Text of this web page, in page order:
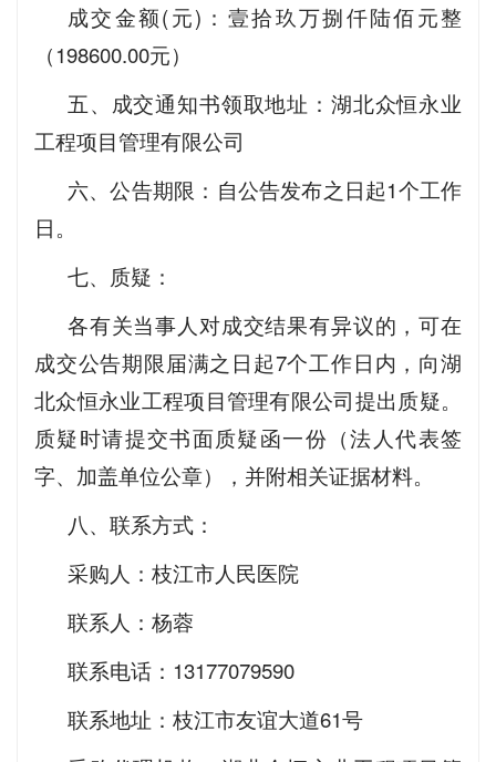
成交金额(元)：壹拾玖万捌仟陆佰元整
（198600.00元）
五、成交通知书领取地址：湖北众恒永业
工程项目管理有限公司
六、公告期限：自公告发布之日起1个工作
日。
七、质疑：
各有关当事人对成交结果有异议的，可在
成交公告期限届满之日起7个工作日内，向湖
北众恒永业工程项目管理有限公司提出质疑。
质疑时请提交书面质疑函一份（法人代表签
字、加盖单位公章），并附相关证据材料。
八、联系方式：
采购人：枝江市人民医院
联系人：杨蓉
联系电话：13177079590
联系地址：枝江市友谊大道61号